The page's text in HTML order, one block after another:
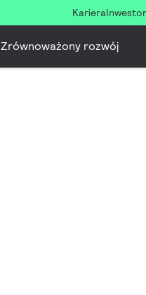
Kariera
Zrównoważony rozwój